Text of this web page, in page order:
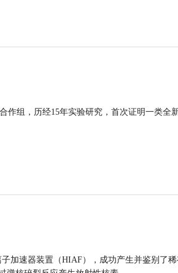
作组，历经15年实验研究，首次证明一类全
加速器装置（HIAF），成功产生并鉴别了